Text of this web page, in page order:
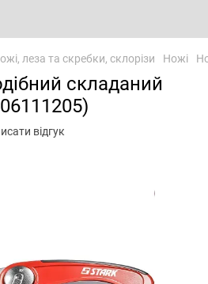
леза та скребки, склорізи Ножі
складаний
відгук